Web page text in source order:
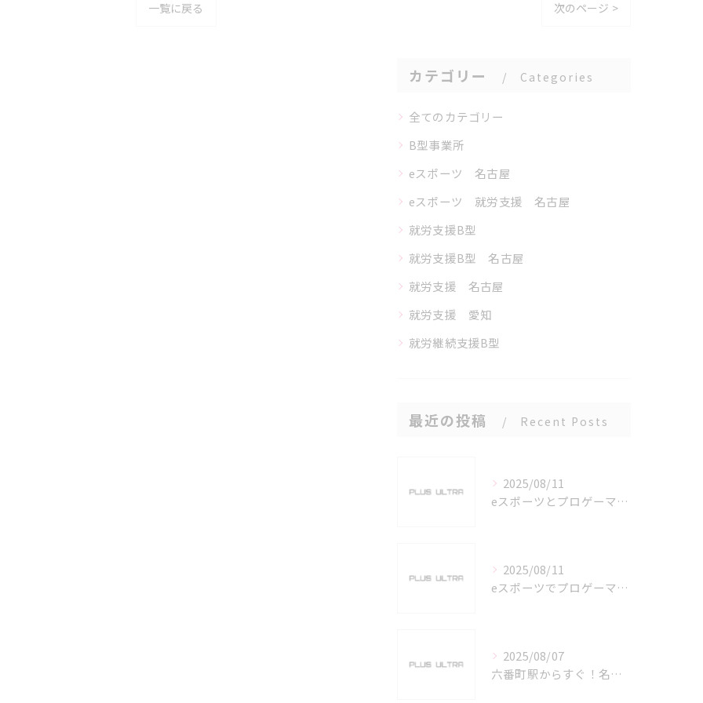
一覧に戻る 次のページ >
カテゴリー Categories
全てのカテゴリー
B型事業所
eスポーツ 名古屋
eスポーツ 就労支援 名古屋
就労支援B型
就労支援B型 名古屋
就労支援 名古屋
就労支援 愛知
就労継続支援B型
最近の投稿 Recent Posts
2025/08/11
eスポーツとプロゲーマーを六番町駅で目指すための実践ガイド
2025/08/11
eスポーツでプロゲーマーを目指す愛知県名古屋市の最新キャリアガイド
2025/08/07
六番町駅からすぐ！名古屋のeスポーツ施設で快適なプレイ環境を確保